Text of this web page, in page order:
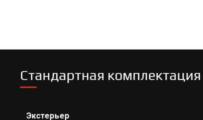
Стандартная комплектация
Экстерьер